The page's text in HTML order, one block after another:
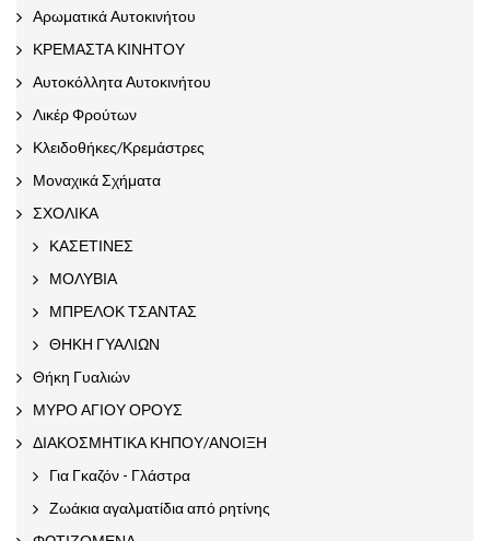
Αρωματικά Αυτοκινήτου
ΚΡΕΜΑΣΤΑ ΚΙΝΗΤΟΥ
Αυτοκόλλητα Αυτοκινήτου
Λικέρ Φρούτων
Κλειδοθήκες/Κρεμάστρες
Μοναχικά Σχήματα
ΣΧΟΛΙΚΑ
ΚΑΣΕΤΙΝΕΣ
ΜΟΛΥΒΙΑ
ΜΠΡΕΛΟΚ ΤΣΑΝΤΑΣ
ΘΗΚΗ ΓΥΑΛΙΩΝ
Θήκη Γυαλιών
ΜΥΡΟ ΑΓΙΟΥ ΟΡΟΥΣ
ΔΙΑΚΟΣΜΗΤΙΚΑ ΚΗΠΟΥ/ΑΝΟΙΞΗ
Για Γκαζόν - Γλάστρα
Ζωάκια αγαλματίδια από ρητίνης